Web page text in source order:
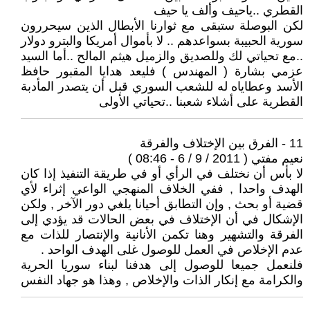
القطري ..ياحيف وألف يا حيف
لكن البوصلة ستبقى مع ثوارنا الأبطال الذين سيحررون
سورية الحبيبة بسواعدهم .. لا بأموال أمريكا والبترو دولار
..مع تحياتي لك وللصديق والزميل هيثم المالح ..أما السيد
عزمي بشارة ( المهندس ) فليعد هدايا المقبور حافظ
الأسد وعطاياه له للشعب السوري قبل أن يتصدر المأدبة
القطرية على أشلاء شعبنا ..تحياتي الأولى
11 - الفرق بين الإختلاف والفرقة
نعيم مفتي ( 2011 / 9 / 6 - 08:46 )
لا بأس أن نختلف في الرأي أو في طريقة التنفيذ إذا كان
الهدف واحدا , ففي الخلاف المنهجي الواعي إثراء لأي
قضية أو بحث , وإن التطابق أحيانا يلغي دور الآخر , ولكن
الإشكال في أن الإختلاف في بعض الحالات قد يؤدي إلى
الفرقة والتشهير وهنا تكمن الأنانية والإنتصار للذات مع
عدم الإخلاص في العمل للوصول غلى الهدف الواحد .
فلنعمل جميعا للوصول إلى هدفنا لبناء سوريا الحرية
والكرامة مع إنكار الذات والإخلاص , وهذا هو جهاد النفس